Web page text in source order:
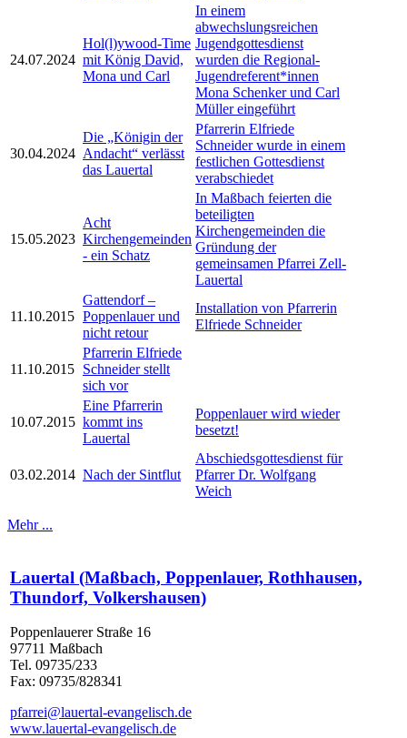
24.07.2024
Hol(l)ywood-Time
mit König David,
Mona und Carl
In einem
abwechslungsreichen
Jugendgottesdienst
wurden die Regional-
Jugendreferent*innen
Mona Schenker und Carl
Müller eingeführt
30.04.2024
Die „Königin der
Andacht“ verlässt
das Lauertal
Pfarrerin Elfriede
Schneider wurde in einem
festlichen Gottesdienst
verabschiedet
15.05.2023
Acht
Kirchengemeinden
- ein Schatz
In Maßbach feierten die
beteiligten
Kirchengemeinden die
Gründung der
gemeinsamen Pfarrei Zell-
Lauertal
11.10.2015
Gattendorf –
Poppenlauer und
nicht retour
Installation von Pfarrerin
Elfriede Schneider
11.10.2015
Pfarrerin Elfriede
Schneider stellt
sich vor
10.07.2015
Eine Pfarrerin
kommt ins
Lauertal
Poppenlauer wird wieder
besetzt!
03.02.2014 Nach der Sintflut
Abschiedsgottesdienst für
Pfarrer Dr. Wolfgang
Weich
Mehr ...
Lauertal (Maßbach, Poppenlauer, Rothhausen,
Thundorf, Volkershausen)
Poppenlauerer Straße 16
97711 Maßbach
Tel. 09735/233
Fax: 09735/828341
pfarrei@lauertal-evangelisch.de
www.lauertal-evangelisch.de